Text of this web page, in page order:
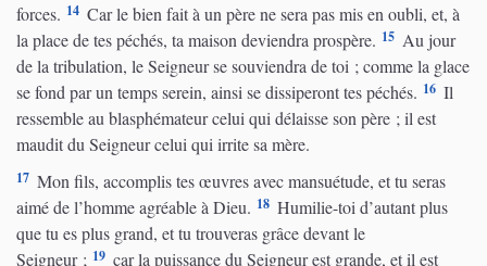
forces. 14 Car le bien fait à un père ne sera pas mis en oubli, et, à
la place de tes péchés, ta maison deviendra prospère. 15 Au jour
de la tribulation, le Seigneur se souviendra de toi ; comme la glace
se fond par un temps serein, ainsi se dissiperont tes péchés. 16 Il
ressemble au blasphémateur celui qui délaisse son père ; il est
maudit du Seigneur celui qui irrite sa mère.
17 Mon fils, accomplis tes œuvres avec mansuétude, et tu seras
aimé de l’homme agréable à Dieu. 18 Humilie-toi d’autant plus
que tu es plus grand, et tu trouveras grâce devant le
Seigneur ; 19 car la puissance du Seigneur est grande, et il est